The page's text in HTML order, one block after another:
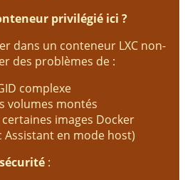
privilégié ici ?
dans un conteneur LXC non-
des problèmes de :
complexe
volumes montés
images Docker
en mode host)
: